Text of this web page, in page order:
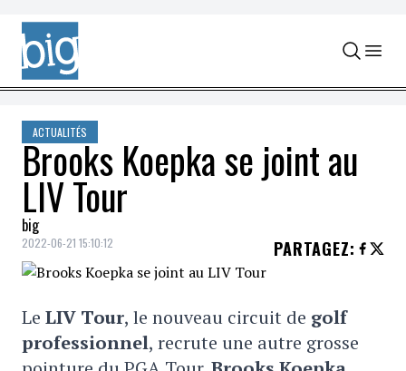
Skip to content
ACTUALITÉS
Brooks Koepka se joint au
LIV Tour
big
2022-06-21 15:10:12 PARTAGEZ:
Le LIV Tour, le nouveau circuit de golf
professionnel, recrute une autre grosse